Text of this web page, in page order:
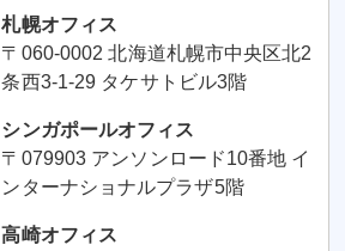
札幌オフィス
〒060-0002 北海道札幌市中央区北2
条西3-1-29 タケサトビル3階
シンガポールオフィス
〒079903 アンソンロード10番地 イ
ンターナショナルプラザ5階
高崎オフィス